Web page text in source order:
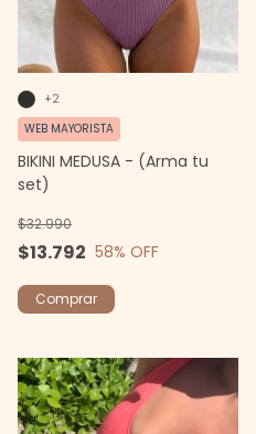
BIKINI MEDUSA - (Arma tu
set)
$13.792
$32.990
58% OFF
WEB MAYORISTA
+2
Comprar